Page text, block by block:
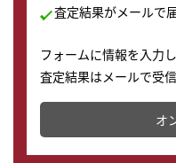
査定結果がメールで
フォームに情報を入力
査定結果はメールで受
かります。
オ